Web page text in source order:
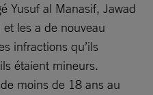
Yusuf al Manasif, Jawad
les a de nouveau
infractions qu’ils
étaient mineurs.
moins de 18 ans au